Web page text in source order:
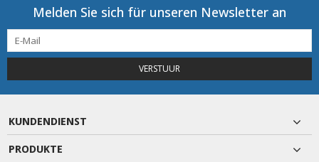
Melden Sie sich für unseren Newsletter an
VERSTUUR
KUNDENDIENST
PRODUKTE